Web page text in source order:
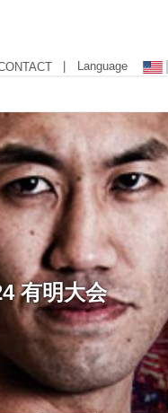
| Language
有明大会